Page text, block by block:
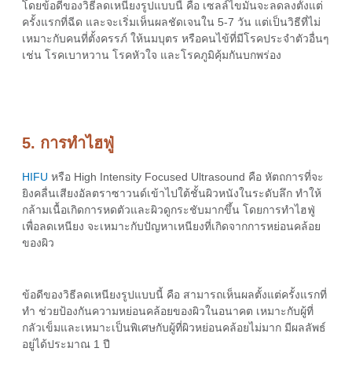
โดยข้อดีของวิธีลดเหนียงรูปแบบนี้ คือ เซลล์ไขมันจะลดลงตั้งแต่
ครั้งแรกที่ฉีด และจะเริ่มเห็นผลชัดเจนใน 5-7 วัน แต่เป็นวิธีที่ไม่
เหมาะกับคนที่ตั้งครรภ์ ให้นมบุตร หรือคนไข้ที่มีโรคประจำตัวอื่นๆ
เช่น โรคเบาหวาน โรคหัวใจ และโรคภูมิคุ้มกันบกพร่อง
5. การทำไฮฟู่
HIFU หรือ High Intensity Focused Ultrasound คือ หัตถการที่จะ
ยิงคลื่นเสียงอัลตราซาวนด์เข้าไปใต้ชั้นผิวหนังในระดับลึก ทำให้
กล้ามเนื้อเกิดการหดตัวและผิวดูกระชับมากขึ้น โดยการทำไฮฟู่
เพื่อลดเหนียง จะเหมาะกับปัญหาเหนียงที่เกิดจากการหย่อนคล้อย
ของผิว
ข้อดีของวิธีลดเหนียงรูปแบบนี้ คือ สามารถเห็นผลตั้งแต่ครั้งแรกที่
ทำ ช่วยป้องกันความหย่อนคล้อยของผิวในอนาคต เหมาะกับผู้ที่
กลัวเข็มและเหมาะเป็นพิเศษกับผู้ที่ผิวหย่อนคล้อยไม่มาก มีผลลัพธ์
อยู่ได้ประมาณ 1 ปี